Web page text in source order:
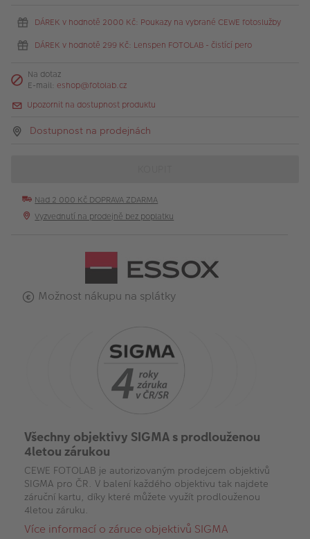
DÁREK v hodnotě 2000 Kč: Poukazy na vybrané CEWE fotoslužby
DÁREK v hodnotě 299 Kč: Lenspen FOTOLAB - čistící pero
Na dotaz
E-mail: eshop@fotolab.cz
Upozornit na dostupnost produktu
Dostupnost na prodejnách
Nad 2 000 Kč DOPRAVA ZDARMA
Vyzvednutí na prodejně bez poplatku
Možnost nákupu na splátky
Všechny objektivy SIGMA s prodlouženou
4letou zárukou
CEWE FOTOLAB je autorizovaným prodejcem objektivů
SIGMA pro ČR. V balení každého objektivu tak najdete
záruční kartu, díky které můžete využít prodlouženou
4letou záruku.
Více informací o záruce objektivů SIGMA